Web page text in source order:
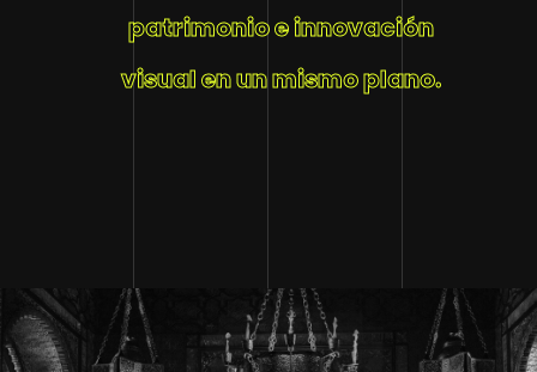
patrimonio e innovación
visual en un mismo plano.